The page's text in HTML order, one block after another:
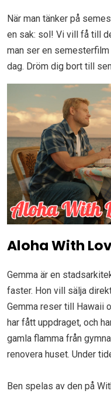
När man tänker på
en sak: sol! Vi vill få till
man ser en
dag. Dröm dig bort till
Aloha With
Gemma är en
faster. Hon vill sälja
Gemma reser till Hawaii
har fått uppdraget, och
gamla flamma från
renovera huset. Under
Ben spelas av den på